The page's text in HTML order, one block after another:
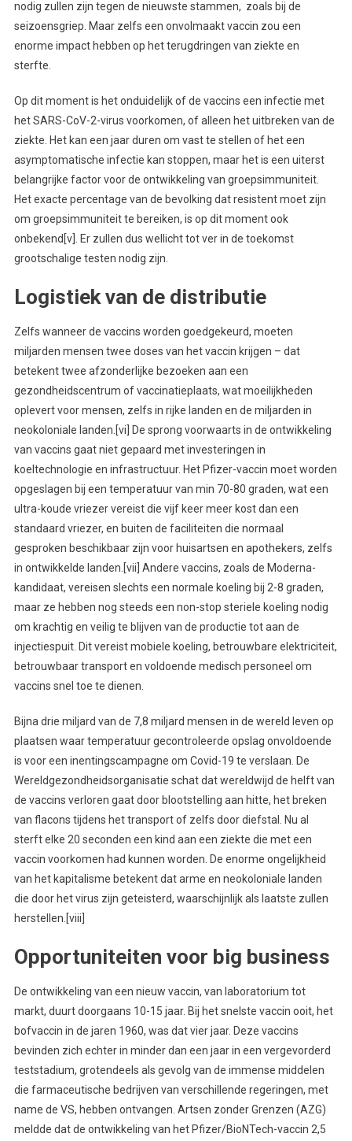
nodig zullen zijn tegen de nieuwste stammen, zoals bij de
seizoensgriep. Maar zelfs een onvolmaakt vaccin zou een
enorme impact hebben op het terugdringen van ziekte en
sterfte.
Op dit moment is het onduidelijk of de vaccins een infectie met
het SARS-CoV-2-virus voorkomen, of alleen het uitbreken van de
ziekte. Het kan een jaar duren om vast te stellen of het een
asymptomatische infectie kan stoppen, maar het is een uiterst
belangrijke factor voor de ontwikkeling van groepsimmuniteit.
Het exacte percentage van de bevolking dat resistent moet zijn
om groepsimmuniteit te bereiken, is op dit moment ook
onbekend[v]. Er zullen dus wellicht tot ver in de toekomst
grootschalige testen nodig zijn.
Logistiek van de distributie
Zelfs wanneer de vaccins worden goedgekeurd, moeten
miljarden mensen twee doses van het vaccin krijgen – dat
betekent twee afzonderlijke bezoeken aan een
gezondheidscentrum of vaccinatieplaats, wat moeilijkheden
oplevert voor mensen, zelfs in rijke landen en de miljarden in
neokoloniale landen.[vi] De sprong voorwaarts in de ontwikkeling
van vaccins gaat niet gepaard met investeringen in
koeltechnologie en infrastructuur. Het Pfizer-vaccin moet worden
opgeslagen bij een temperatuur van min 70-80 graden, wat een
ultra-koude vriezer vereist die vijf keer meer kost dan een
standaard vriezer, en buiten de faciliteiten die normaal
gesproken beschikbaar zijn voor huisartsen en apothekers, zelfs
in ontwikkelde landen.[vii] Andere vaccins, zoals de Moderna-
kandidaat, vereisen slechts een normale koeling bij 2-8 graden,
maar ze hebben nog steeds een non-stop steriele koeling nodig
om krachtig en veilig te blijven van de productie tot aan de
injectiespuit. Dit vereist mobiele koeling, betrouwbare elektriciteit,
betrouwbaar transport en voldoende medisch personeel om
vaccins snel toe te dienen.
Bijna drie miljard van de 7,8 miljard mensen in de wereld leven op
plaatsen waar temperatuur gecontroleerde opslag onvoldoende
is voor een inentingscampagne om Covid-19 te verslaan. De
Wereldgezondheidsorganisatie schat dat wereldwijd de helft van
de vaccins verloren gaat door blootstelling aan hitte, het breken
van flacons tijdens het transport of zelfs door diefstal. Nu al
sterft elke 20 seconden een kind aan een ziekte die met een
vaccin voorkomen had kunnen worden. De enorme ongelijkheid
van het kapitalisme betekent dat arme en neokoloniale landen
die door het virus zijn geteisterd, waarschijnlijk als laatste zullen
herstellen.[viii]
Opportuniteiten voor big business
De ontwikkeling van een nieuw vaccin, van laboratorium tot
markt, duurt doorgaans 10-15 jaar. Bij het snelste vaccin ooit, het
bofvaccin in de jaren 1960, was dat vier jaar. Deze vaccins
bevinden zich echter in minder dan een jaar in een vergevorderd
teststadium, grotendeels als gevolg van de immense middelen
die farmaceutische bedrijven van verschillende regeringen, met
name de VS, hebben ontvangen. Artsen zonder Grenzen (AZG)
meldde dat de ontwikkeling van het Pfizer/BioNTech-vaccin 2,5